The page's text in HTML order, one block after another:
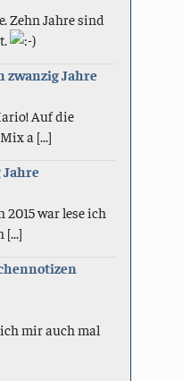
Zehn Jahre sind
zwanzig Jahre
Auf die
a [...]
war lese ich
[...]
mir auch mal